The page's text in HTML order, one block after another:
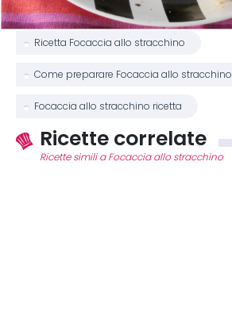
Ricetta Focaccia allo stracchino
Come preparare Focaccia allo stracchino
Focaccia allo stracchino ricetta
Ricette correlate
Ricette simili a Focaccia allo stracchino